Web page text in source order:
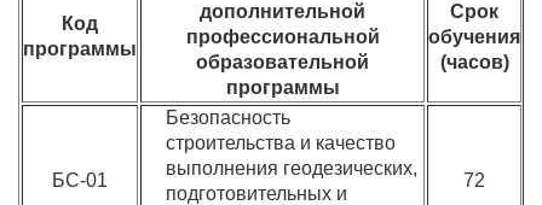
Код
программы
дополнительной
профессиональной
образовательной
программы
Срок
обучения
(часов)
БС-01
Безопасность
строительства и качество
выполнения геодезических,
подготовительных и
72